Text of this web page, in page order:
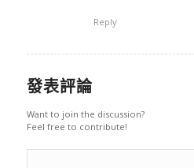
Reply
發表評論
Want to join the discussion?
Feel free to contribute!